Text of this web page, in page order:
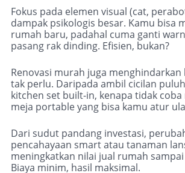
Fokus pada elemen visual (cat,
dampak psikologis besar. Kamu bisa
rumah baru, padahal cuma ganti
pasang rak dinding. Efisien, bukan?
Renovasi murah juga
tak perlu. Daripada ambil cicilan
kitchen set built-in, kenapa tidak
meja portable yang bisa kamu atur
Dari sudut pandang investasi,
pencahayaan smart atau tanaman
meningkatkan nilai jual rumah sampai
Biaya minim, hasil maksimal.